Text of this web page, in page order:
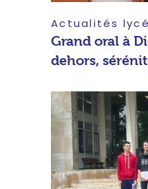
Actualités
Grand oral à
dehors,